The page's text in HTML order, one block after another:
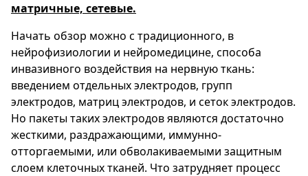
матричные, сетевые.
Начать обзор можно с традиционного, в
нейрофизиологии и нейромедицине, способа
инвазивного воздействия на нервную ткань:
введением отдельных электродов, групп
электродов, матриц электродов, и сеток электродов.
Но пакеты таких электродов являются достаточно
жесткими, раздражающими, иммунно-
отторгаемыми, или обволакиваемыми защитным
слоем клеточных тканей. Что затрудняет процесс